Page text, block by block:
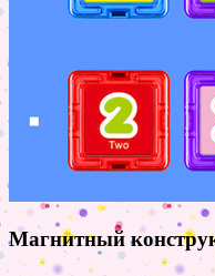
Магнитный